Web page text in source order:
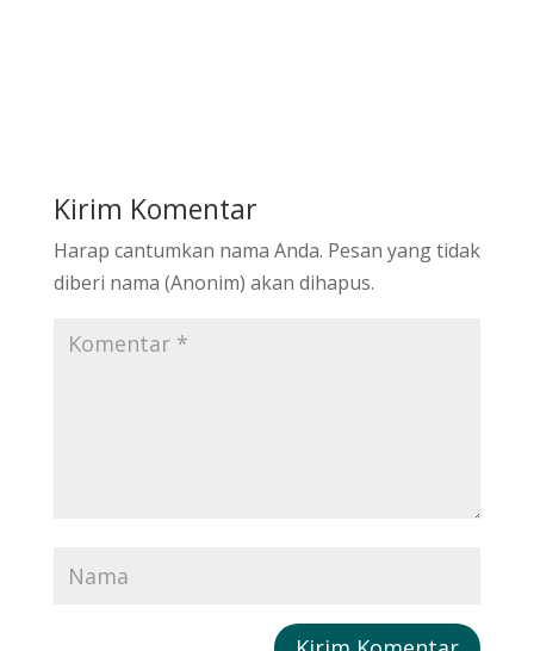
Kirim Komentar
Harap cantumkan nama Anda. Pesan yang tidak
diberi nama (Anonim) akan dihapus.